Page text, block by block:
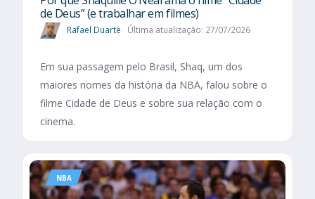
de Deus” (e trabalhar em filmes)
Rafael Duarte Última atualização: 27/07/2026
Em sua passagem pelo Brasil, Shaq, um dos
maiores nomes da história da NBA, falou sobre o
filme Cidade de Deus e sobre sua relação com o
cinema.
NBA